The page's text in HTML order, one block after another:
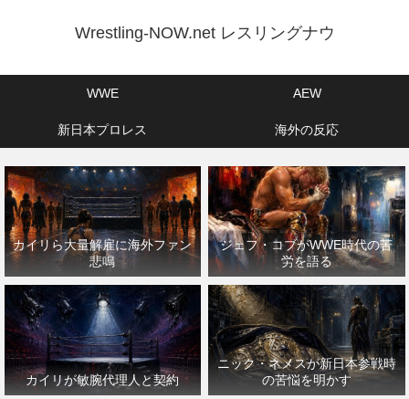
Wrestling-NOW.net レスリングナウ
WWE AEW
新日本プロレス 海外の反応
カイリら大量解雇に海外ファン
悲鳴
ジェフ・コブがWWE時代の苦
労を語る
カイリが敏腕代理人と契約
ニック・ネメスが新日本参戦時
の苦悩を明かす